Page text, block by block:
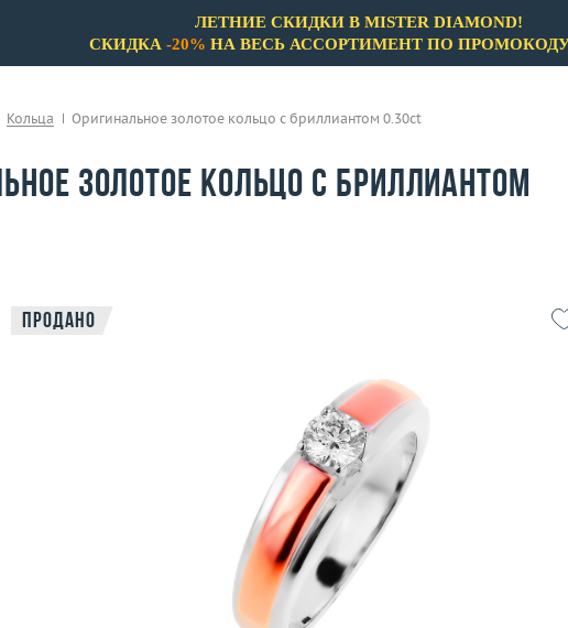
ЛЕТНИЕ СКИДКИ В MISTER DIAMOND!
СКИДКА -20% НА ВЕСЬ АССОРТИМЕНТ ПО
Кольца Оригинальное золотое кольцо с бриллиантом 0.30ct
золотое кольцо с бриллиантом
Продано